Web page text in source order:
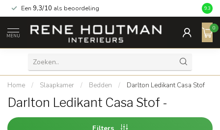
Een 9,3/10 als beoordeling 9.3
MENU
0
Home / Slaapkamer / Bedden / Darlton Ledikant Casa Stof
Darlton Ledikant Casa Stof -